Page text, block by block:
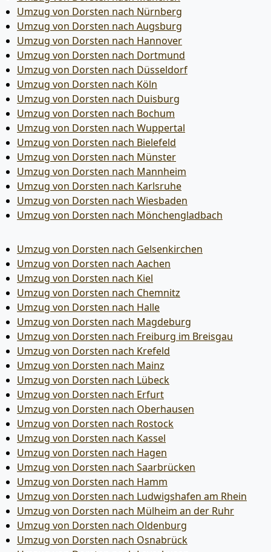
Umzug von Dorsten nach Nürnberg
Umzug von Dorsten nach Augsburg
Umzug von Dorsten nach Hannover
Umzug von Dorsten nach Dortmund
Umzug von Dorsten nach Düsseldorf
Umzug von Dorsten nach Köln
Umzug von Dorsten nach Duisburg
Umzug von Dorsten nach Bochum
Umzug von Dorsten nach Wuppertal
Umzug von Dorsten nach Bielefeld
Umzug von Dorsten nach Münster
Umzug von Dorsten nach Mannheim
Umzug von Dorsten nach Karlsruhe
Umzug von Dorsten nach Wiesbaden
Umzug von Dorsten nach Mönchen­gladbach
Umzug von Dorsten nach Gelsenkirchen
Umzug von Dorsten nach Aachen
Umzug von Dorsten nach Kiel
Umzug von Dorsten nach Chemnitz
Umzug von Dorsten nach Halle
Umzug von Dorsten nach Magdeburg
Umzug von Dorsten nach Freiburg im Breisgau
Umzug von Dorsten nach Krefeld
Umzug von Dorsten nach Mainz
Umzug von Dorsten nach Lübeck
Umzug von Dorsten nach Erfurt
Umzug von Dorsten nach Oberhausen
Umzug von Dorsten nach Rostock
Umzug von Dorsten nach Kassel
Umzug von Dorsten nach Hagen
Umzug von Dorsten nach Saarbrücken
Umzug von Dorsten nach Hamm
Umzug von Dorsten nach Ludwigshafen am Rhein
Umzug von Dorsten nach Mülheim an der Ruhr
Umzug von Dorsten nach Oldenburg
Umzug von Dorsten nach Osnabrück